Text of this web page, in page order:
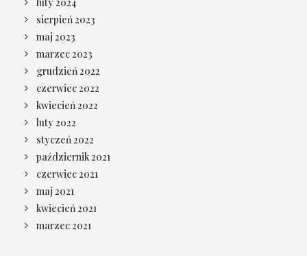
sierpień 2023
maj 2023
marzec 2023
grudzień 2022
czerwiec 2022
kwiecień 2022
luty 2022
styczeń 2022
październik 2021
czerwiec 2021
maj 2021
kwiecień 2021
marzec 2021